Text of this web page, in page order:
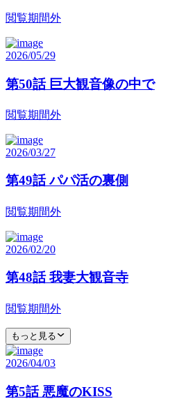
閲覧期間外
2026/05/29
第50話 巨大観音像の中で
閲覧期間外
2026/03/27
第49話 パパ活の裏側
閲覧期間外
2026/02/20
第48話 我妻大観音寺
閲覧期間外
もっと見る
2026/04/03
第5話 悪魔のKISS